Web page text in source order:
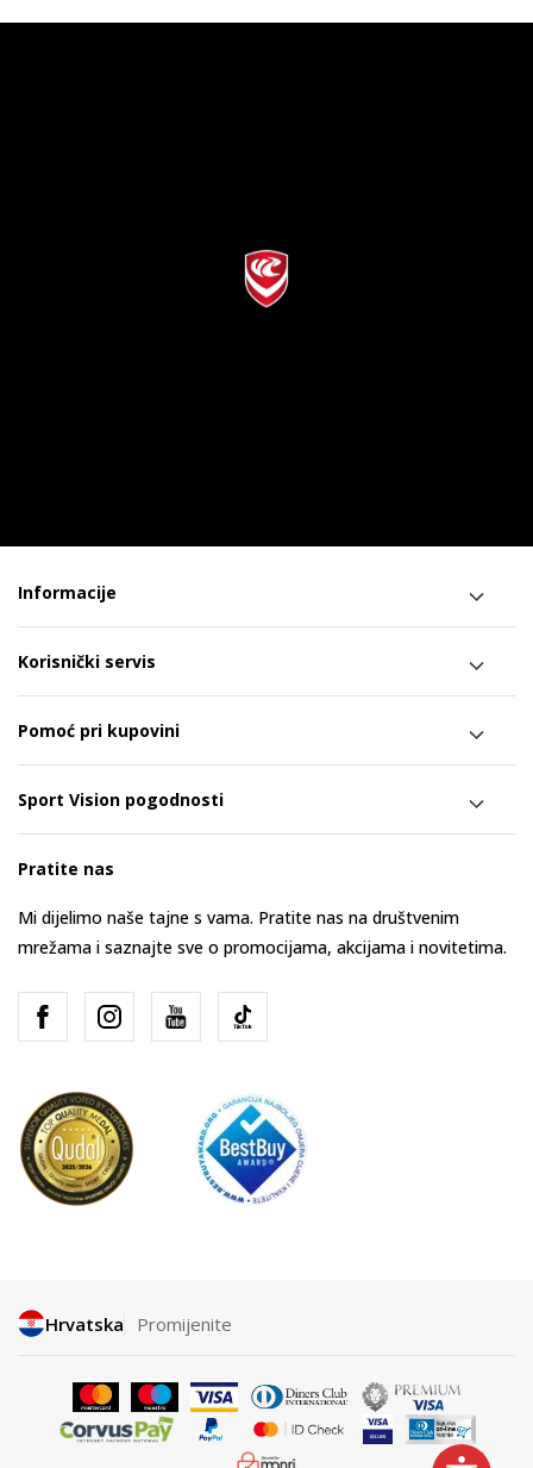
Informacije
Korisnički servis
Pomoć pri kupovini
Sport Vision pogodnosti
Pratite nas
Mi dijelimo naše tajne s vama. Pratite nas na društvenim
mrežama i saznajte sve o promocijama, akcijama i novitetima.
Hrvatska Promijenite